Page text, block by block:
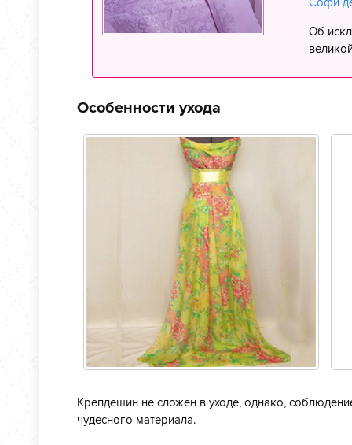
Об
Особенности ухода
Крепдешин не сложен в уходе, однако,
чудесного материала.